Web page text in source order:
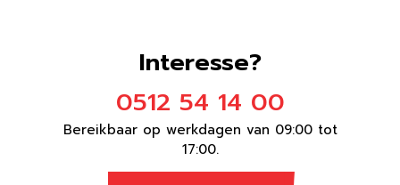
Interesse?
0512 54 14 00
Bereikbaar op werkdagen van 09:00 tot
17:00.